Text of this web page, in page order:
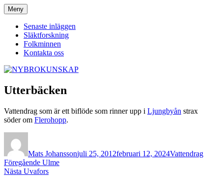
Hoppa
till
innehåll
NYBROKUNSKAP
Meny
Senaste inläggen
Släktforskning
Folkminnen
Kontakta oss
Utterbäcken
Vattendrag som är ett biflöde som rinner upp i Ljungbyån strax
söder om Flerohopp.
Mats Johanssonjuli 25, 2012februari 12, 2024Vattendrag
Inläggsnavigering
Föregående Föregående
inlägg:
Ulme
Nästa Nästa
Uvafors